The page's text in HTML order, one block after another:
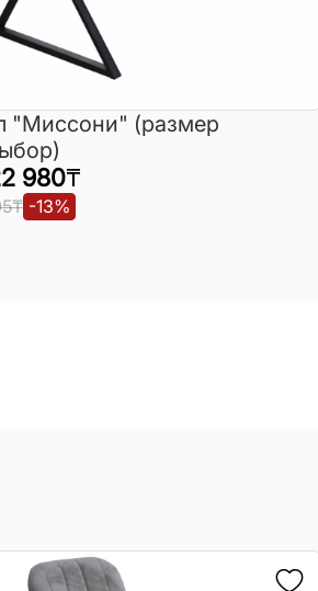
"Миссони" (размер
980₸
₸ -13%